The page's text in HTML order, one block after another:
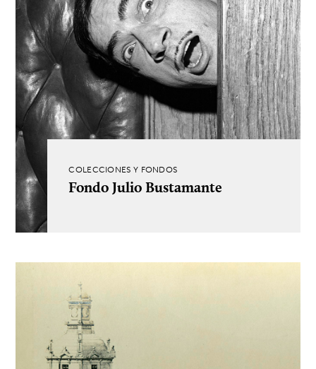
COLECCIONES Y FONDOS
Fondo Julio Bustamante